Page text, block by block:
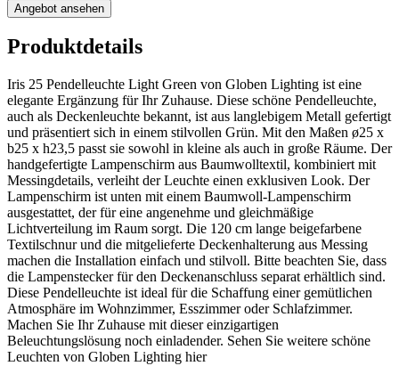
Angebot ansehen
Produktdetails
Iris 25 Pendelleuchte Light Green von Globen Lighting ist eine
elegante Ergänzung für Ihr Zuhause. Diese schöne Pendelleuchte,
auch als Deckenleuchte bekannt, ist aus langlebigem Metall gefertigt
und präsentiert sich in einem stilvollen Grün. Mit den Maßen ø25 x
b25 x h23,5 passt sie sowohl in kleine als auch in große Räume. Der
handgefertigte Lampenschirm aus Baumwolltextil, kombiniert mit
Messingdetails, verleiht der Leuchte einen exklusiven Look. Der
Lampenschirm ist unten mit einem Baumwoll-Lampenschirm
ausgestattet, der für eine angenehme und gleichmäßige
Lichtverteilung im Raum sorgt. Die 120 cm lange beigefarbene
Textilschnur und die mitgelieferte Deckenhalterung aus Messing
machen die Installation einfach und stilvoll. Bitte beachten Sie, dass
die Lampenstecker für den Deckenanschluss separat erhältlich sind.
Diese Pendelleuchte ist ideal für die Schaffung einer gemütlichen
Atmosphäre im Wohnzimmer, Esszimmer oder Schlafzimmer.
Machen Sie Ihr Zuhause mit dieser einzigartigen
Beleuchtungslösung noch einladender. Sehen Sie weitere schöne
Leuchten von Globen Lighting hier